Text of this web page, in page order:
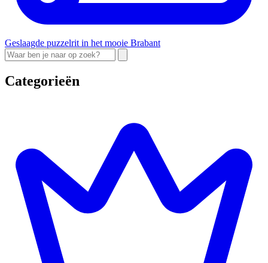
Geslaagde puzzelrit in het mooie Brabant
Categorieën